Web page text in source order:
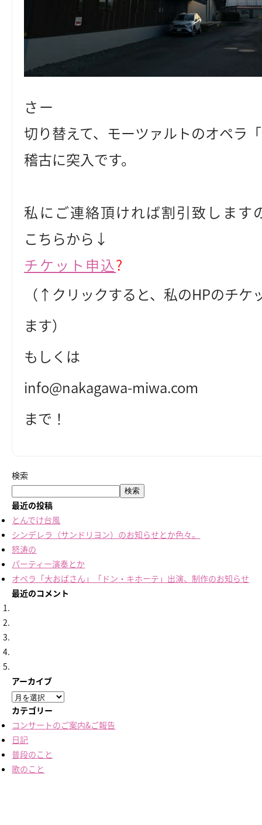
さー
切り替えて、モーツァルトのオペラ
稽古に突入です。
私にご連絡頂ければ割引致します
こちらから↓
チケット申込?
（↑クリックすると、私のHPのチケ
ます）
もしくは
info@nakagawa-miwa.com
まで！
検索
検索
最近の投稿
とんでけ台風
シンデレラ（サンドリヨン）のお知らせとか色々。
怒涛の
パーティー演奏とか
オペラ「大おばさん」「ドン・キホーテ」出演、制作のお知らせ
最近のコメント
アーカイブ
ア
ー
カ
イ
ブ
カテゴリー
コンサートのご案内&ご報告
日記
普段のこと
歌のこと